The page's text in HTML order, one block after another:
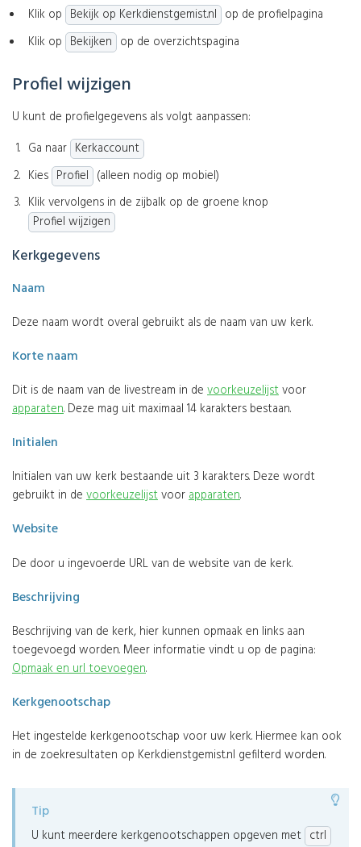
Klik op Bekijk op Kerkdienstgemist.nl op de profielpagina
Klik op Bekijken op de overzichtspagina
Profiel wijzigen
U kunt de profielgegevens als volgt aanpassen:
Ga naar Kerkaccount
Kies Profiel (alleen nodig op mobiel)
Klik vervolgens in de zijbalk op de groene knop
Profiel wijzigen
Kerkgegevens
Naam
Deze naam wordt overal gebruikt als de naam van uw kerk.
Korte naam
Dit is de naam van de livestream in de voorkeuzelijstvoor
apparaten. Deze mag uit maximaal 14 karakters bestaan.
Initialen
Initialen van uw kerk bestaande uit 3 karakters. Deze wordt
gebruikt in de voorkeuzelijstvoorapparaten.
Website
De door u ingevoerde URL van de website van de kerk.
Beschrijving
Beschrijving van de kerk, hier kunnen opmaak en links aan
toegevoegd worden. Meer informatie vindt u op de pagina:
Opmaak en url toevoegen.
Kerkgenootschap
Het ingestelde kerkgenootschap voor uw kerk. Hiermee kan ook
in de zoekresultaten op Kerkdienstgemist.nl gefilterd worden.
Tip
U kunt meerdere kerkgenootschappen opgeven met ctrl